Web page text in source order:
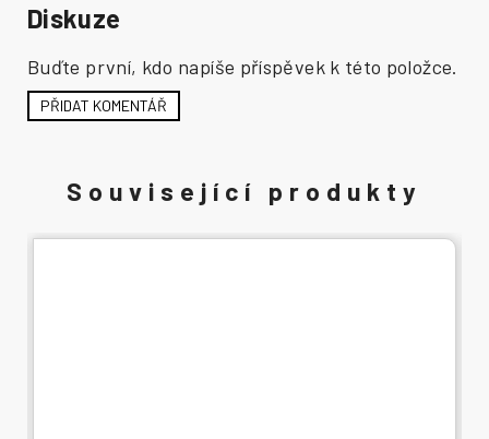
Diskuze
Buďte první, kdo napíše příspěvek k této položce.
PŘIDAT KOMENTÁŘ